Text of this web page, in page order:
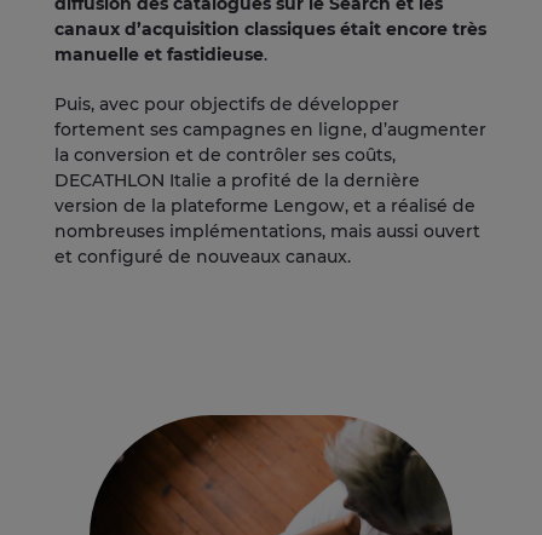
canaux d’acquisition classiques était encore très
manuelle et fastidieuse.
Puis, avec pour objectifs de développer
fortement ses campagnes en ligne, d’augmenter
la conversion et de contrôler ses coûts,
DECATHLON Italie a profité de la dernière
version de la plateforme Lengow, et a réalisé de
nombreuses implémentations, mais aussi ouvert
et configuré de nouveaux canaux.